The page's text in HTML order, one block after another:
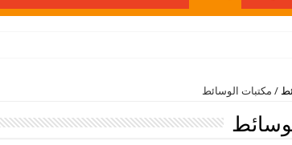
/ مكتبات الوسائط